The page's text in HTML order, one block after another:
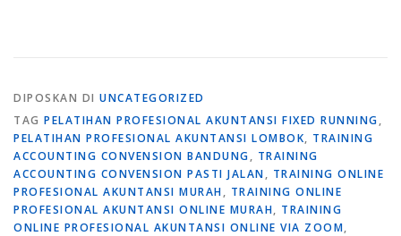
DIPOSKAN DI UNCATEGORIZED
TAG PELATIHAN PROFESIONAL AKUNTANSI FIXED RUNNING,
PELATIHAN PROFESIONAL AKUNTANSI LOMBOK, TRAINING
ACCOUNTING CONVENSION BANDUNG, TRAINING
ACCOUNTING CONVENSION PASTI JALAN, TRAINING ONLINE
PROFESIONAL AKUNTANSI MURAH, TRAINING ONLINE
PROFESIONAL AKUNTANSI ONLINE MURAH, TRAINING
ONLINE PROFESIONAL AKUNTANSI ONLINE VIA ZOOM,